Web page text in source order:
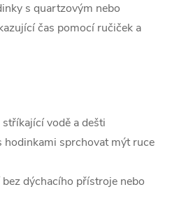
s quartzovým nebo
čas pomocí ručiček a
vodě a dešti
hodinkami sprchovat mýt ruce
dýchacího přístroje nebo